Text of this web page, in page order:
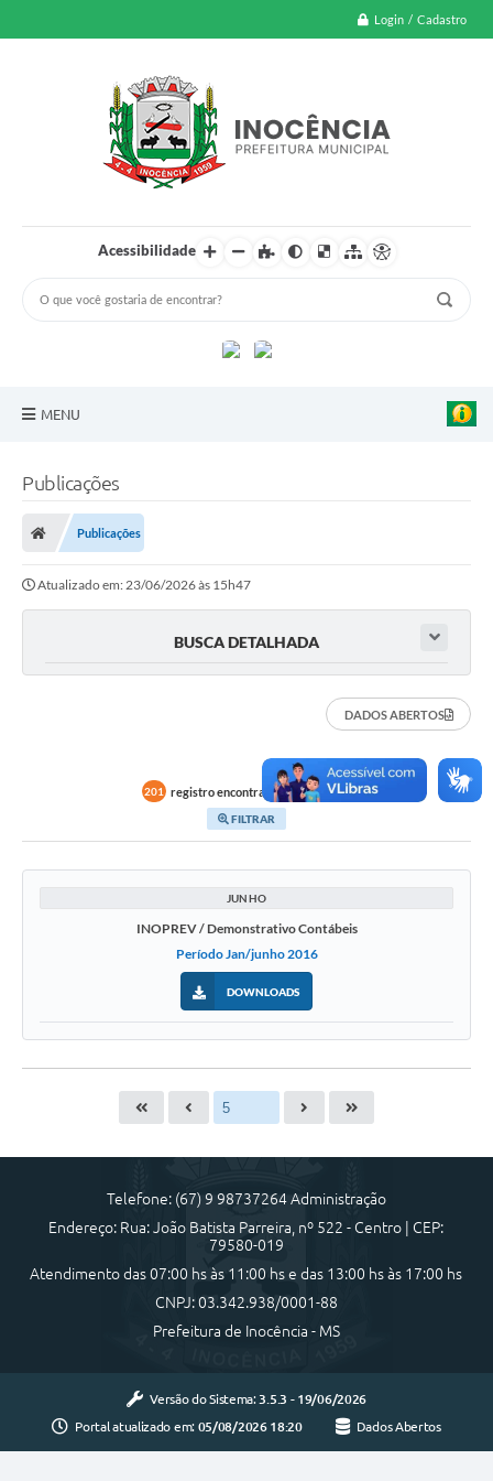
Login / Cadastro
Acessibilidade
MENU
Transparência Pública
Notícias
Cadeia Integrada de Valor
Instrumentos de Gestão - SAÚDE
Recursos Liberados
Plano Estratégico
Dados gerais e Obras
Empresa Inidônea
LGPD - Governo Digital
licenciamento ambiental
Perguntas e respostas frequentes
Publicações
Publicações
Atualizado em: 23/06/2026 às 15h47
BUSCA DETALHADA
DADOS ABERTOS
201 registro encontrado em INOPREV
FILTRAR
JUNHO
INOPREV / Demonstrativo Contábeis
Período Jan/junho 2016
DOWNLOADS
Telefone: (67) 9 98737264 Administração
Endereço: Rua: João Batista Parreira, nº 522 - Centro | CEP:
79580-019
Atendimento das 07:00 hs às 11:00 hs e das 13:00 hs às 17:00 hs
CNPJ: 03.342.938/0001-88
Prefeitura de Inocência - MS
Versão do Sistema: 3.5.3 - 19/06/2026
Portal atualizado em: 05/08/2026 18:20 Dados Abertos